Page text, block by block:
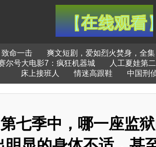
致命一击 爽文短剧，爱如烈火焚身，全
尔号大电影7：疯狂机器城 人工夏娃第
床上接班人
情迷高跟鞋 中国刑
七季中，哪一座监